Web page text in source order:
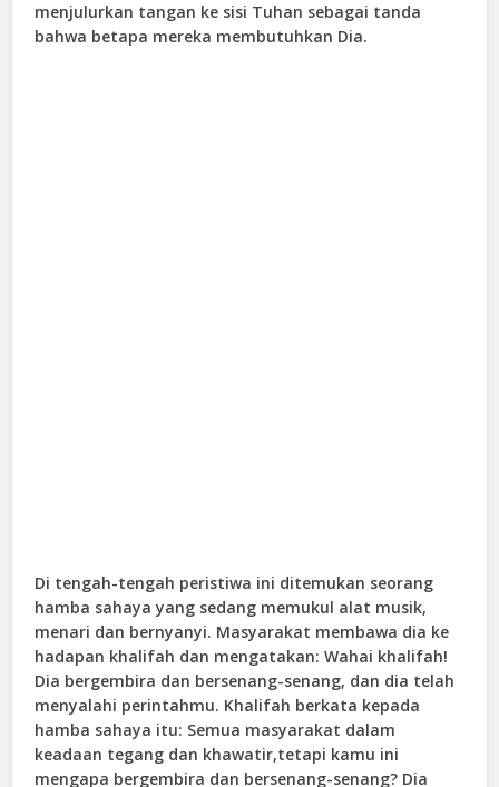
menjulurkan tangan ke sisi Tuhan sebagai tanda
bahwa betapa mereka membutuhkan Dia.
Di tengah-tengah peristiwa ini ditemukan seorang
hamba sahaya yang sedang memukul alat musik,
menari dan bernyanyi. Masyarakat membawa dia ke
hadapan khalifah dan mengatakan: Wahai khalifah!
Dia bergembira dan bersenang-senang, dan dia telah
menyalahi perintahmu. Khalifah berkata kepada
hamba sahaya itu: Semua masyarakat dalam
keadaan tegang dan khawatir,tetapi kamu ini
mengapa bergembira dan bersenang-senang? Dia